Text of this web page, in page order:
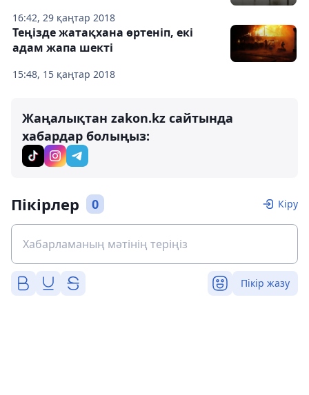
16:42, 29 қаңтар 2018
15:48, 15 қаңтар 2018
Теңізде жатақхана өртеніп, екі
адам жапа шекті
Жаңалықтан zakon.kz сайтында
хабардар болыңыз:
Пікірлер 0 Кіру
Пікір жазу